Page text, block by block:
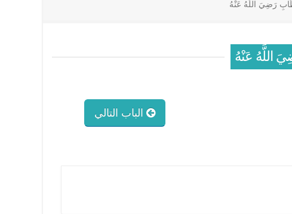
رَضِيَ اللَّهُ عَنْهُ
اللَّهُ عَنْهُ
الباب التالي